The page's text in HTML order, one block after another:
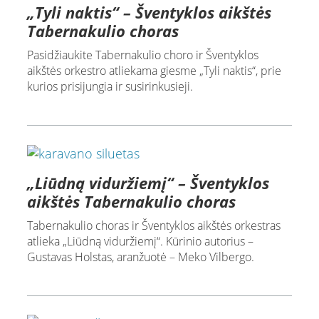
„Tyli naktis“ – Šventyklos aikštės
Tabernakulio choras
Pasidžiaukite Tabernakulio choro ir Šventyklos
aikštės orkestro atliekama giesme „Tyli naktis“, prie
kurios prisijungia ir susirinkusieji.
„Liūdną viduržiemį“ – Šventyklos
aikštės Tabernakulio choras
Tabernakulio choras ir Šventyklos aikštės orkestras
atlieka „Liūdną viduržiemį“. Kūrinio autorius –
Gustavas Holstas, aranžuotė – Meko Vilbergo.